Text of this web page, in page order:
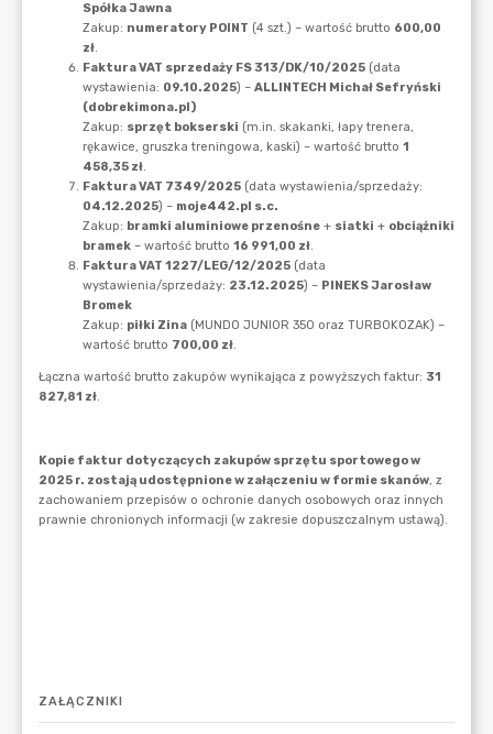
ZAŁĄCZNIKI